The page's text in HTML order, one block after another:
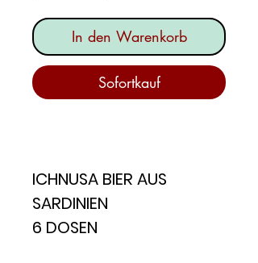
In den Warenkorb
Sofortkauf
ICHNUSA BIER AUS
SARDINIEN
6 DOSEN